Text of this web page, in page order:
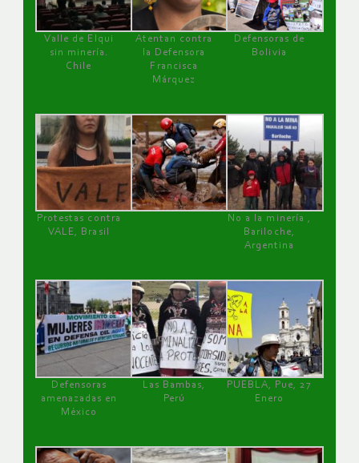
Valle de Elqui
sin minería.
Chile
Atentan contra
la Defensora
Francisca
Márquez
Defensoras de
Bolivia
Protestas contra
VALE, Brasil
No a la minería ,
Bariloche,
Argentina
Defensoras
amenazadas en
México
Las Bambas,
Perú
PUEBLA, Pue, 27
Enero